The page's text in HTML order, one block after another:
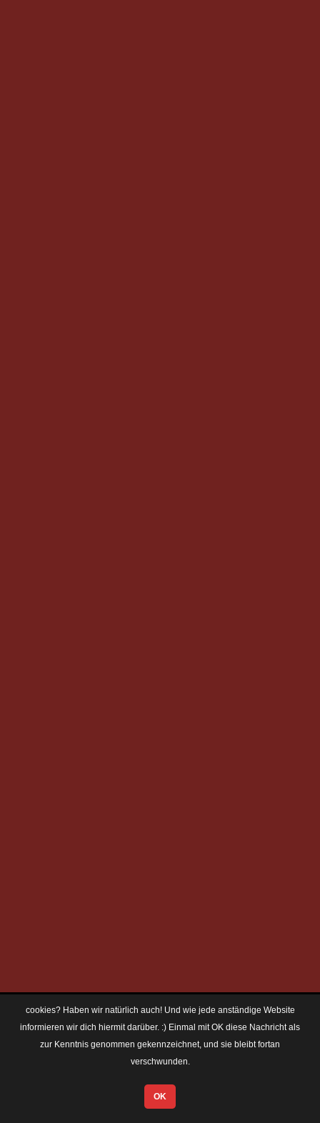
cookies? Haben wir natürlich auch! Und wie jede anständige Website
informieren wir dich hiermit darüber. :) Einmal mit OK diese Nachricht als
zur Kenntnis genommen gekennzeichnet, und sie bleibt fortan
verschwunden.
OK